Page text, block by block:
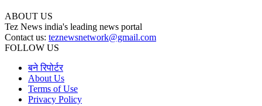
ABOUT US
Tez News india's leading news portal
Contact us: teznewsnetwork@gmail.com
FOLLOW US
बने रिपोर्टर
About Us
Terms of Use
Privacy Policy